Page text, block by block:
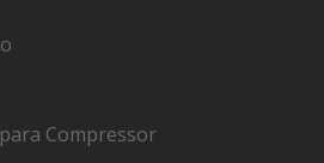
Compressor